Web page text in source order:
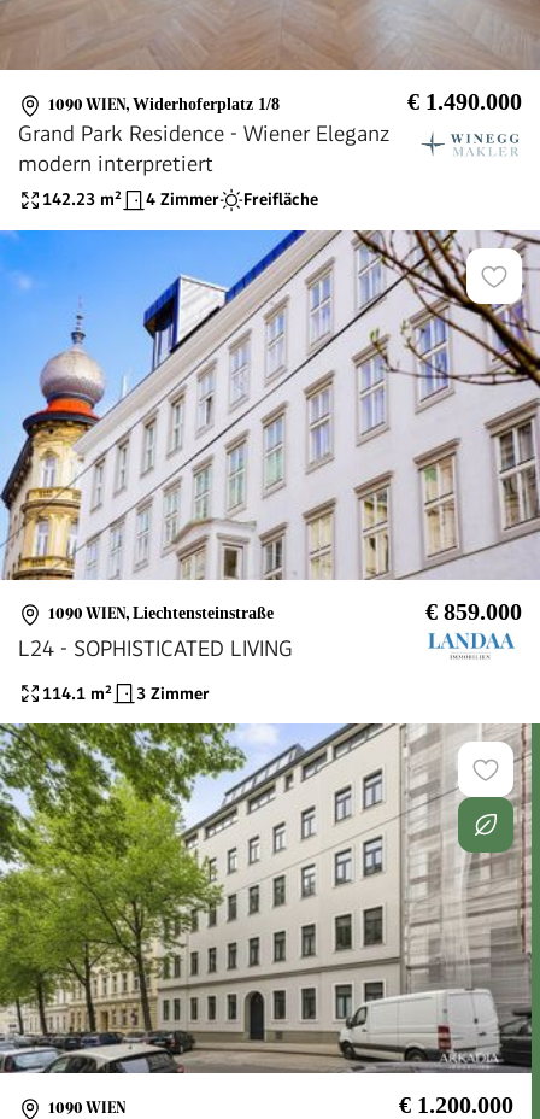
1090 WIEN, Widerhoferplatz 1/8 € 1.490.000
Grand Park Residence - Wiener Eleganz
modern interpretiert
142.23 m² 4 Zimmer Freifläche
1090 WIEN, Liechtensteinstraße € 859.000
L24 - SOPHISTICATED LIVING
114.1 m² 3 Zimmer
1090 WIEN € 1.200.000